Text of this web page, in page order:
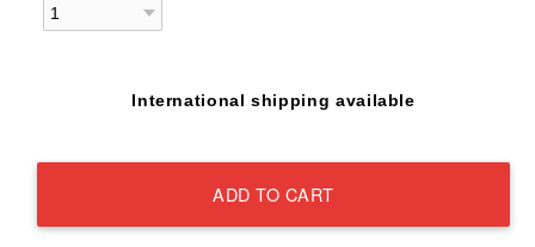
International shipping available
ADD TO CART